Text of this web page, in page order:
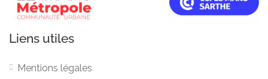
Liens utiles
Mentions légales